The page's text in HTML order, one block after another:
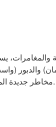
والمغامرات،
والدبور
مخاطر جديدة المتمثلة في الشرير كانج.